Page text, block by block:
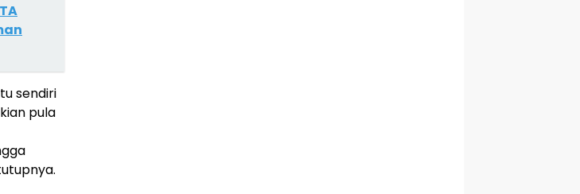
sendiri
pula